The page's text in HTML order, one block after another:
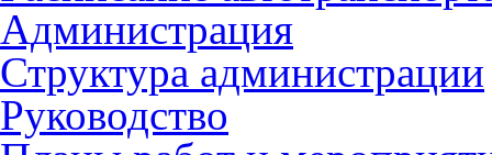
Администрация
Структура администрации
Руководство